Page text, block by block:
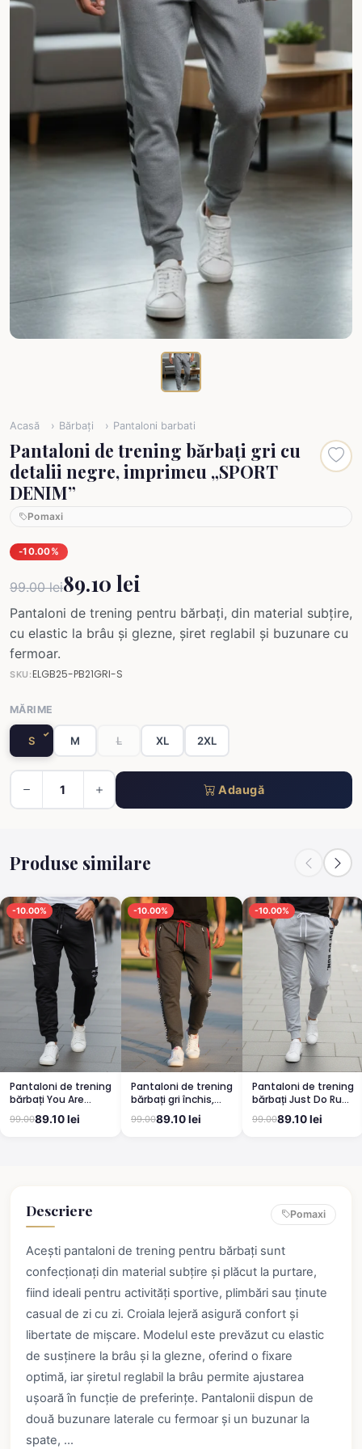
Acasă Bărbați Pantaloni barbati
Pantaloni de trening bărbați gri cu
detalii negre, imprimeu „SPORT
DENIM”
Pomaxi
-10.00%
99.00 lei89.10 lei
Pantaloni de trening pentru bărbați, din material subțire,
cu elastic la brâu și glezne, șiret reglabil și buzunare cu
fermoar.
SKU:ELGB25-PB21GRI-S
MĂRIME
S M L XL 2XL
Adaugă
Produse similare
-10.00%
Pantaloni de trening
bărbați You Are
Stronger, negri
99.0089.10 lei
-10.00%
Pantaloni de trening
bărbați gri închis,
model șah cu detalii
roșii
99.0089.10 lei
-10.00%
Pantaloni de trening
bărbați Just Do Run,
gri deschis
99.0089.10 lei
Descriere Pomaxi
Acești pantaloni de trening pentru bărbați sunt
confecționați din material subțire și plăcut la purtare,
fiind ideali pentru activități sportive, plimbări sau ținute
casual de zi cu zi. Croiala lejeră asigură confort și
libertate de mișcare. Modelul este prevăzut cu elastic
de susținere la brâu și la glezne, oferind o fixare
optimă, iar șiretul reglabil la brâu permite ajustarea
ușoară în funcție de preferințe. Pantalonii dispun de
două buzunare laterale cu fermoar și un buzunar la
spate, ...